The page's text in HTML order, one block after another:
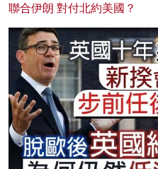
聯合伊朗 對付北約美國？